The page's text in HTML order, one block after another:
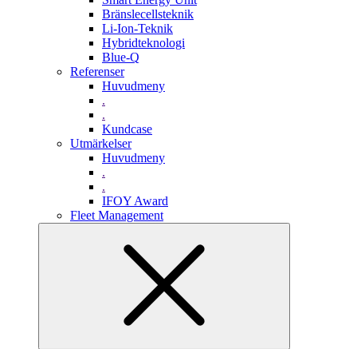
Bränslecellsteknik
Li-Ion-Teknik
Hybridteknologi
Blue-Q
Referenser
Huvudmeny
.
.
Kundcase
Utmärkelser
Huvudmeny
.
.
IFOY Award
Fleet Management